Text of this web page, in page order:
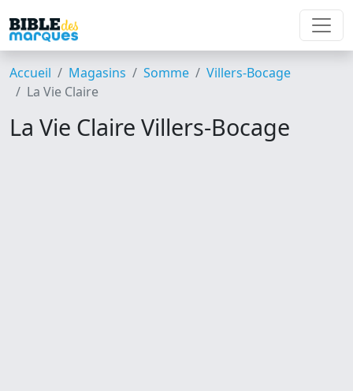
Accueil Magasins Somme
Villers-Bocage
La Vie Claire
La Vie Claire Villers-Bocage